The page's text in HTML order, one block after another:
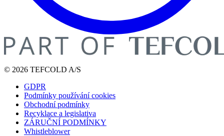
© 2026 TEFCOLD A/S
GDPR
Podmínky používání cookies
Obchodní podmínky
Recyklace a legislativa
ZÁRUČNÍ PODMÍNKY
Whistleblower